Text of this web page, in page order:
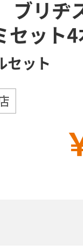
ブリ
ット4
セット